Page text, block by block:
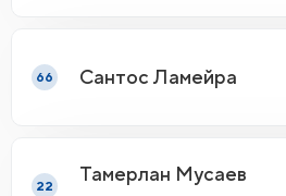
66 Сантос Ламейра
22
Тамерлан Мусаев